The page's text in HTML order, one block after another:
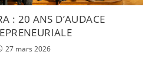
: 20 ANS D’AUDACE
27 mars 2026